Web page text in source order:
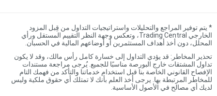
* يتم توفير المراجع والتحليلات واستراتيجيات التداول من قِبل المزود
الخارجي Trading Central، وتعكس وجهة النظر التقييم المستقل ورأي
المحلل، دون أخذ أهداف المستثمرين أو أوضاعهم المالية في الحسبان.
تحذير المخاطر: قد يؤدي التداول إلى خسارة كامل رأس مالك، وقد لا يكون
تداول المشتقات خارج البورصة مناسبًا للجميع. يُرجى مراجعة مستندات
الإفصاح القانوني الخاصة بنا قبل استخدام خدماتنا والتأكد من فهمك التام
للمخاطر المرتبطة بها. يرجى أخذ العلم بأنك لا تمتلك أي حقوق ملكية وليس
لديك أي مصالح في الأصول الأساسية.